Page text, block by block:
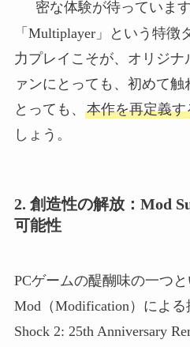
密な体験が待っています
「Multiplayer」という特
力プレイこそが、オリジナ
ァンにとっても、初めて
とっても、 本作を再定義
しょう。
2. 創造性の解放：Mod
可能性
PCゲームの醍醐味の一つと
Mod（Modification）による
Shock 2: 25th Anniversary